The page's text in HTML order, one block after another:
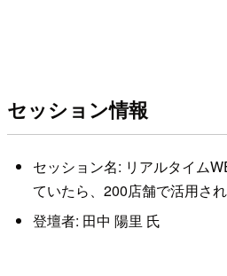
セッション情報
セッション名: リアルタイム
ていたら、200店舗で活用さ
登壇者: 田中 陽里 氏